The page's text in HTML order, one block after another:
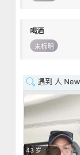
喝酒
未标明
遇到 人
43 岁